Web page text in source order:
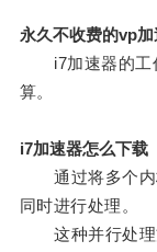
永久不收费的vp
i7加速器的工
算。
i7加速器怎么下载
通过将多个内
同时进行处理。
这种并行处理